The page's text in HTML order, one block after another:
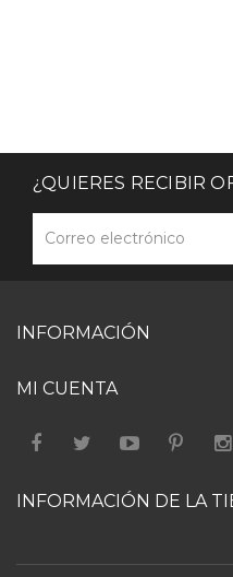
¿QUIERES RECIBIR
INFORMACIÓN
MI CUENTA
INFORMACIÓN DE LA